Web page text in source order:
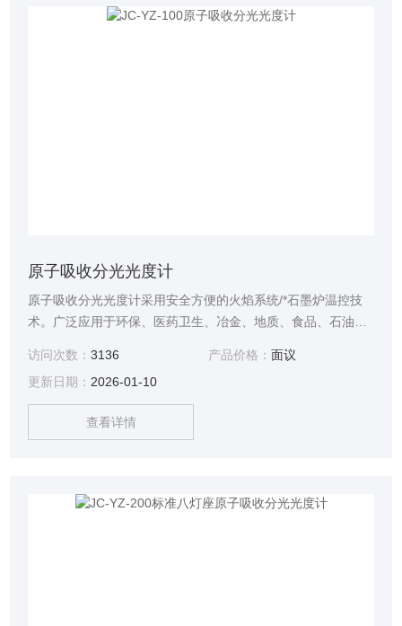
原子吸收分光光度计
原子吸收分光光度计采用安全方便的火焰系统/*石墨炉温控技
术。广泛应用于环保、医药卫生、冶金、地质、食品、石油化
访问次数：3136 产品价格： 面议
更新日期：2026-01-10
查看详情